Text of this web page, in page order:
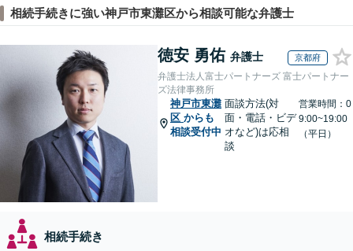
相続手続きに強い神戸市東灘区から相談可能な弁護士
徳安 勇佑 弁護士 京都府
弁護士法人富士パートナーズ 富士パートナー
ズ法律事務所
神戸市東灘
区 からも
相談受付中
面談方法(対
面・電話・ビデ
オなど)は応相
談
営業時間：0
9:00~19:00
（平日）
相続手続き